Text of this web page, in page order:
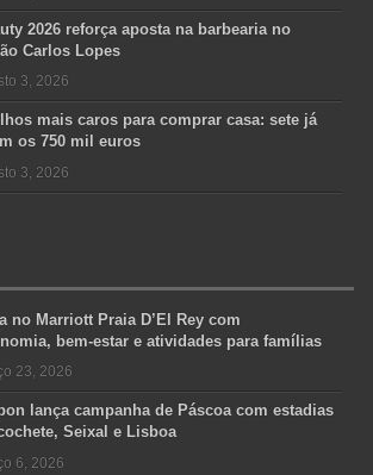
2026 reforça aposta na barbearia no
Carlos Lopes
3, 2026
mais caros para comprar casa: sete já
os 750 mil euros
3, 2026
no Marriott Praia D’El Rey com
bem-estar e atividades para famílias
23, 2026
lança campanha de Páscoa com estadias
Seixal e Lisboa
6, 2026